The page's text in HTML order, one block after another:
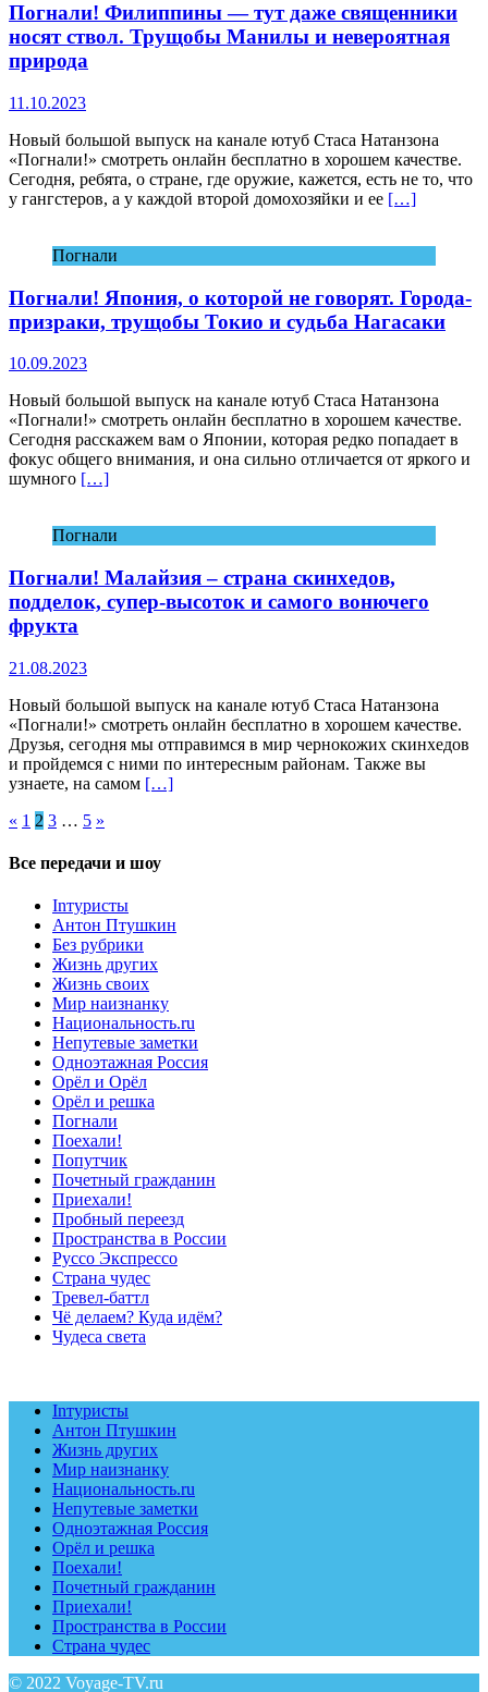
Погнали! Филиппины — тут даже священники
носят ствол. Трущобы Манилы и невероятная
природа
11.10.2023
Новый большой выпуск на канале ютуб Стаса Натанзона
«Погнали!» смотреть онлайн бесплатно в хорошем качестве.
Сегодня, ребята, о стране, где оружие, кажется, есть не то, что
у гангстеров, а у каждой второй домохозяйки и ее […]
Погнали
Погнали! Япония, о которой не говорят. Города-
призраки, трущобы Токио и судьба Нагасаки
10.09.2023
Новый большой выпуск на канале ютуб Стаса Натанзона
«Погнали!» смотреть онлайн бесплатно в хорошем качестве.
Сегодня расскажем вам о Японии, которая редко попадает в
фокус общего внимания, и она сильно отличается от яркого и
шумного […]
Погнали
Погнали! Малайзия – страна скинхедов,
подделок, супер-высоток и самого вонючего
фрукта
21.08.2023
Новый большой выпуск на канале ютуб Стаса Натанзона
«Погнали!» смотреть онлайн бесплатно в хорошем качестве.
Друзья, сегодня мы отправимся в мир чернокожих скинхедов
и пройдемся с ними по интересным районам. Также вы
узнаете, на самом […]
Пагинация
записей
« 1 2 3 … 5 »
Все передачи и шоу
Inтуристы
Антон Птушкин
Без рубрики
Жизнь других
Жизнь своих
Мир наизнанку
Национальность.ru
Непутевые заметки
Одноэтажная Россия
Орёл и Орёл
Орёл и решка
Погнали
Поехали!
Попутчик
Почетный гражданин
Приехали!
Пробный переезд
Пространства в России
Руссо Экспрессо
Страна чудес
Тревел-баттл
Чё делаем? Куда идём?
Чудеса света
Inтуристы
Антон Птушкин
Жизнь других
Мир наизнанку
Национальность.ru
Непутевые заметки
Одноэтажная Россия
Орёл и решка
Поехали!
Почетный гражданин
Приехали!
Пространства в России
Страна чудес
© 2022 Voyage-TV.ru